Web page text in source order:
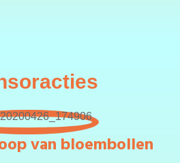
van bloembollen